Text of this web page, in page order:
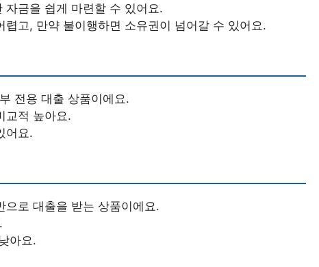
자금을 쉽게 마련할 수 있어요.
렵고, 만약 불이행하면 소유권이 넘어갈 수 있어요.
전용 대출 상품이에요.
교적 높아요.
어요.
으로 대출을 받는 상품이에요.
아요.